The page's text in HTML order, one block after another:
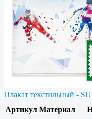
Плакат текстильный -
Артикул Материал